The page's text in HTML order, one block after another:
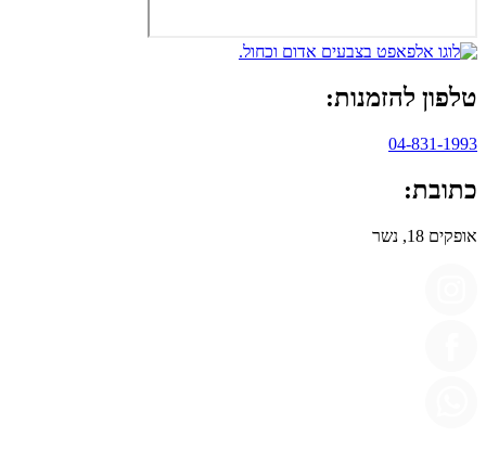
טלפון להזמנות:
04-831-1993
כתובת:
אופקים 18, נשר